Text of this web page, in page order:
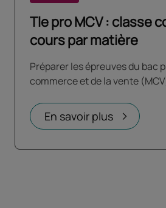
Tle pro MCV : classe complète ou
cours par matière
Préparer les épreuves du bac
commerce et de la vente
En savoir plus